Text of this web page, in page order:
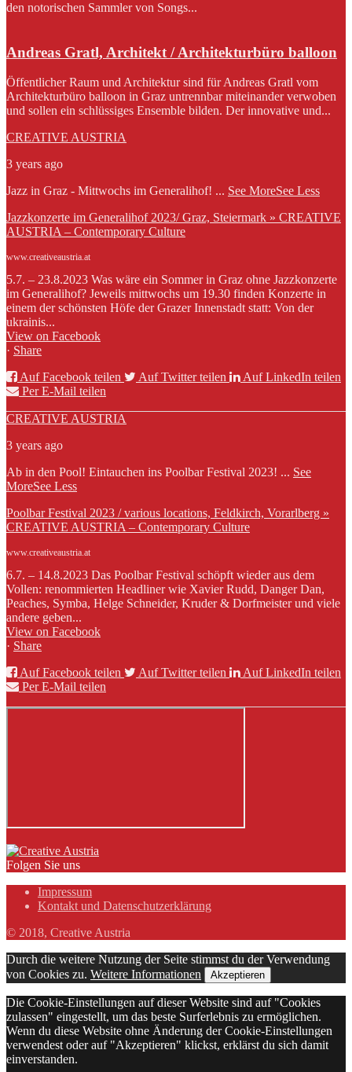
den notorischen Sammler von Songs...
Andreas Gratl, Architekt / Architekturbüro balloon
Öffentlicher Raum und Architektur sind für Andreas Gratl vom
Architekturbüro balloon in Graz untrennbar miteinander verwoben
und sollen ein schlüssiges Ensemble bilden. Der innovative und...
CREATIVE AUSTRIA
3 years ago
Jazz in Graz - Mittwochs im Generalihof! ... See MoreSee Less
Jazzkonzerte im Generalihof 2023/ Graz, Steiermark » CREATIVE
AUSTRIA – Contemporary Culture
www.creativeaustria.at
5.7. – 23.8.2023 Was wäre ein Sommer in Graz ohne Jazzkonzerte
im Generalihof? Jeweils mittwochs um 19.30 finden Konzerte in
einem der schönsten Höfe der Grazer Innenstadt statt: Von der
ukrainis...
View on Facebook
· Share
Auf Facebook teilen
Auf Twitter teilen
Auf LinkedIn teilen
Per E-Mail teilen
CREATIVE AUSTRIA
3 years ago
Ab in den Pool! Eintauchen ins Poolbar Festival 2023! ... See
MoreSee Less
Poolbar Festival 2023 / various locations, Feldkirch, Vorarlberg »
CREATIVE AUSTRIA – Contemporary Culture
www.creativeaustria.at
6.7. – 14.8.2023 Das Poolbar Festival schöpft wieder aus dem
Vollen: renommierten Headliner wie Xavier Rudd, Danger Dan,
Peaches, Symba, Helge Schneider, Kruder & Dorfmeister und viele
andere geben...
View on Facebook
· Share
Auf Facebook teilen
Auf Twitter teilen
Auf LinkedIn teilen
Per E-Mail teilen
Folgen Sie uns
Impressum
Kontakt und Datenschutzerklärung
© 2018, Creative Austria
Durch die weitere Nutzung der Seite stimmst du der Verwendung
von Cookies zu. Weitere Informationen Akzeptieren
Die Cookie-Einstellungen auf dieser Website sind auf "Cookies
zulassen" eingestellt, um das beste Surferlebnis zu ermöglichen.
Wenn du diese Website ohne Änderung der Cookie-Einstellungen
verwendest oder auf "Akzeptieren" klickst, erklärst du sich damit
einverstanden.